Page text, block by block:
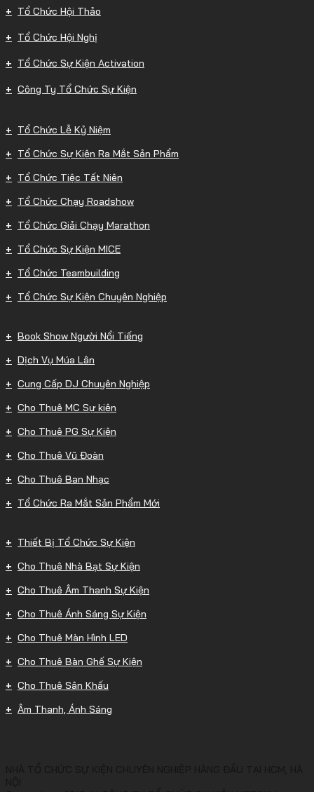
Tổ Chức Hội Thảo
Tổ Chức Hội Nghị
Tổ Chức Sự Kiện Activation
Công Ty Tổ Chức Sự Kiện
Tổ Chức Lễ Kỷ Niệm
Tổ Chức Sự Kiện Ra Mắt Sản Phẩm
Tổ Chức Tiệc Tất Niên
Tổ Chức Chạy Roadshow
Tổ Chức Giải Chạy Marathon
Tổ Chức Sự Kiện MICE
Tổ Chức Teambuilding
Tổ Chức Sự Kiện Chuyên Nghiệp
Book Show Người Nổi Tiếng
Dịch Vụ Múa Lân
Cung Cấp DJ Chuyên Nghiệp
Cho Thuê MC Sự kiện
Cho Thuê PG Sự Kiện
Cho Thuê Vũ Đoàn
Cho Thuê Ban Nhạc
Tổ Chức Ra Mắt Sản Phẩm Mới
Thiết Bị Tổ Chức Sự Kiện
Cho Thuê Nhà Bạt Sự Kiện
Cho Thuê Âm Thanh Sự Kiện
Cho Thuê Ánh Sáng Sự Kiện
Cho Thuê Màn Hình LED
Cho Thuê Bàn Ghế Sự Kiện
Cho Thuê Sân Khấu
Âm Thanh, Ánh Sáng